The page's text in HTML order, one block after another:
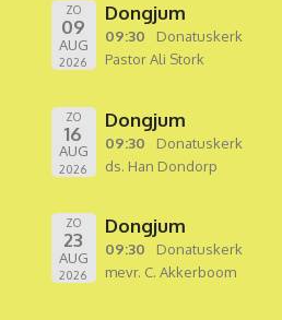
ZO
09
AUG
2026
Dongjum
09:30
Donatuskerk
Pastor Ali Stork
ZO
16
AUG
2026
Dongjum
09:30
Donatuskerk
ds. Han Dondorp
ZO
23
AUG
2026
Dongjum
09:30
Donatuskerk
mevr. C. Akkerboom